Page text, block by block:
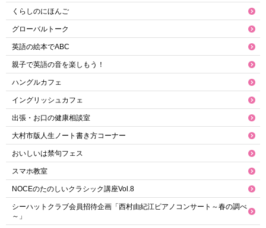
くらしのにほんご
グローバルトーク
英語の絵本でABC
親子で英語の音を楽しもう！
ハングルカフェ
イングリッシュカフェ
出張・お口の健康相談室
大村市版人生ノート書き方コーナー
おいしいは禁句フェス
スマホ教室
NOCEのたのしいクラシック講座Vol.8
シーハットクラブ会員招待企画「西村由紀江ピアノコンサート～春の調べ
～」